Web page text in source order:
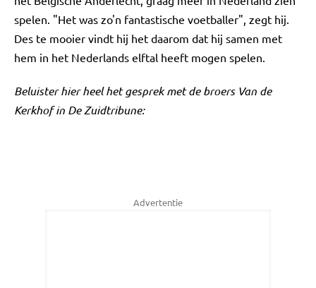
spelen. "Het was zo'n fantastische voetballer", zegt hij.
Des te mooier vindt hij het daarom dat hij samen met
hem in het Nederlands elftal heeft mogen spelen.
Beluister hier heel het gesprek met de broers Van de
Kerkhof in De Zuidtribune:
Advertentie